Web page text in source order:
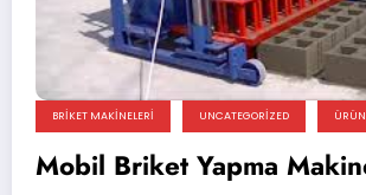
BRIKET MAKINELERI UNCATEGORIZED
Mobil Briket Yapma